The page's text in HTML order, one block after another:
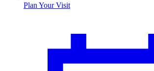
Plan Your Visit